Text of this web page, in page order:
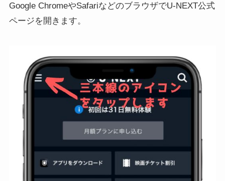
Google ChromeやSafariなどのブラウザでU-NEXT公式
ページを開きます。